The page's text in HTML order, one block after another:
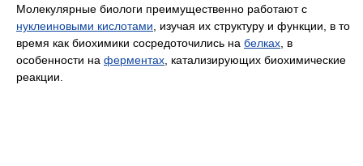
Молекулярные биологи преимущественно работают с
нуклеиновыми кислотами , изучая их структуру и функции, в то
время как биохимики сосредоточились на белках , в
особенности на ферментах , катализирующих биохимические
реакции.